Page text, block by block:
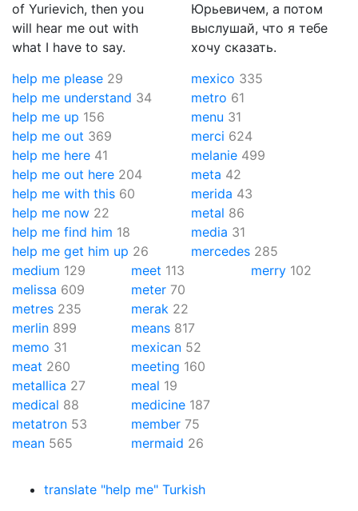
of Yurievich, then you
will hear me out with
what I have to say.
Юрьевичем, а потом
выслушай, что я тебе
хочу сказать.
help me please 29
help me understand 34
help me up 156
help me out 369
help me here 41
help me out here 204
help me with this 60
help me now 22
help me find him 18
help me get him up 26
mexico 335
metro 61
menu 31
merci 624
melanie 499
meta 42
merida 43
metal 86
media 31
mercedes 285
medium 129
melissa 609
metres 235
merlin 899
memo 31
meat 260
metallica 27
medical 88
metatron 53
mean 565
meet 113
meter 70
merak 22
means 817
mexican 52
meeting 160
meal 19
medicine 187
member 75
mermaid 26
merry 102
translate "help me" Turkish